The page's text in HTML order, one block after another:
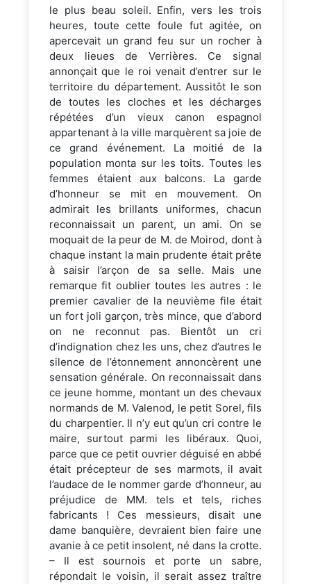
le plus beau soleil. Enfin, vers les trois
heures, toute cette foule fut agitée, on
apercevait un grand feu sur un rocher à
deux lieues de Verrières. Ce signal
annonçait que le roi venait d’entrer sur le
territoire du département. Aussitôt le son
de toutes les cloches et les décharges
répétées d’un vieux canon espagnol
appartenant à la ville marquèrent sa joie de
ce grand événement. La moitié de la
population monta sur les toits. Toutes les
femmes étaient aux balcons. La garde
d’honneur se mit en mouvement. On
admirait les brillants uniformes, chacun
reconnaissait un parent, un ami. On se
moquait de la peur de M. de Moirod, dont à
chaque instant la main prudente était prête
à saisir l’arçon de sa selle. Mais une
remarque fit oublier toutes les autres : le
premier cavalier de la neuvième file était
un fort joli garçon, très mince, que d’abord
on ne reconnut pas. Bientôt un cri
d’indignation chez les uns, chez d’autres le
silence de l’étonnement annoncèrent une
sensation générale. On reconnaissait dans
ce jeune homme, montant un des chevaux
normands de M. Valenod, le petit Sorel, fils
du charpentier. Il n’y eut qu’un cri contre le
maire, surtout parmi les libéraux. Quoi,
parce que ce petit ouvrier déguisé en abbé
était précepteur de ses marmots, il avait
l’audace de le nommer garde d’honneur, au
préjudice de MM. tels et tels, riches
fabricants ! Ces messieurs, disait une
dame banquière, devraient bien faire une
avanie à ce petit insolent, né dans la crotte.
– Il est sournois et porte un sabre,
répondait le voisin, il serait assez traître